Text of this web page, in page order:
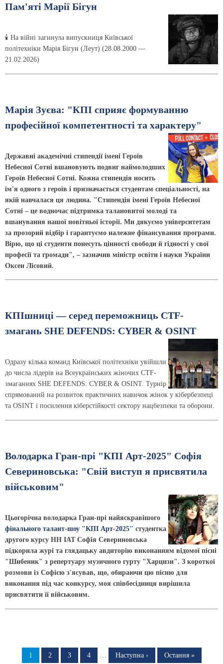
Пам'яті Марії Бігун
🕯 На війні загинула випускниця Київської
політехніки Марія Бігун (Леут) (28.08.2000 —
21.02.2026)
Марія Зуєва: "КПІ сприяє формуванню
професійної компетентності та характеру"
Державні академічні стипендії імені Героїв
Небесної Сотні вшановують подвиг наймолодших
Героїв Небесної Сотні. Кожна стипендія носить
ім'я одного з героїв і призначається студентам спеціальності, на
якій навчалася ця людина. "Стипендія імені Героїв Небесної
Сотні – це водночас підтримка талановитої молоді та
вшанування нашої новітньої історії. Ми дякуємо університетам
за прозорий відбір i гарантуємо належне фінансування програми.
Вірю, що ці студенти понесуть цінності свободи й гідності у свої
професії та громади", – зазначив міністр освіти і науки України
Оксен Лісовий.
КПІшниці — серед переможниць CTF-
змагань SHE DEFENDS: CYBER & OSINT
Одразу кілька команд Київської політехніки увійшли
до числа лідерів на Всеукраїнських жіночих CTF-
змаганнях SHE DEFENDS: CYBER & OSINT. Турнір
спрямований на розвиток практичних навичок жінок у кібербезпеці
та OSINT і посилення кіберстійкості сектору нацбезпеки та оборони.
Володарка Гран-прі "КПІ Арт-2025" Софія
Севериновська: "Свій виступ я присвятила
військовим"
Цьогорічна володарка Гран-прі найяскравішого
фінального талант-шоу "КПІ Арт-2025" студентка
другого курсу НН ІАТ Софія Севериновська
підкорила журі та глядацьку авдиторію виконанням відомої пісні
"Шибеник" з репертуару музичного гурту "Харцизи". З короткої
розмови із Софією з'ясував, що, обираючи цю пісню для
виконання під час конкурсу, моя співбесідниця вирішила
присвятити її військовим.
Сторінка
1 Сторінка
2 Сторінка
3 Сторінка
4 …
Наступна
Наступна ›
Остання
Остання »